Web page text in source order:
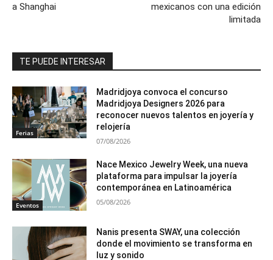
a Shanghai
mexicanos con una edición
limitada
TE PUEDE INTERESAR
Ferias
Madridjoya convoca el concurso
Madridjoya Designers 2026 para
reconocer nuevos talentos en joyería y
relojería
07/08/2026
Eventos
Nace Mexico Jewelry Week, una nueva
plataforma para impulsar la joyería
contemporánea en Latinoamérica
05/08/2026
Nanis presenta SWAY, una colección
donde el movimiento se transforma en
luz y sonido